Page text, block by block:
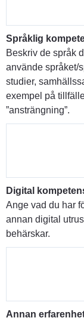
Språklig
Beskriv de språk
använde språket/
studier,
exempel på
”ansträngning”.
Digital
Ange vad du har
annan digital
behärskar.
Annan